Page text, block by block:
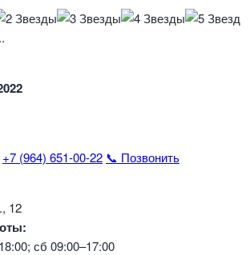
+7 (964) 651-00-22 📞 Позвонить
12
сб 09:00–17:00